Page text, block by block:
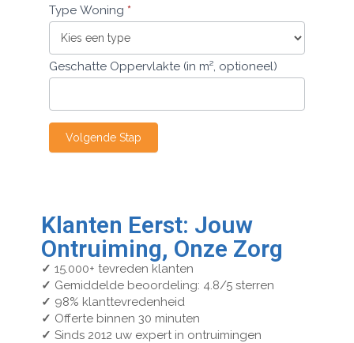
Type Woning *
Geschatte Oppervlakte (in m², optioneel)
Volgende Stap
Klanten Eerst: Jouw
Ontruiming, Onze Zorg
✓ 15.000+ tevreden klanten
✓ Gemiddelde beoordeling: 4.8/5 sterren
✓ 98% klanttevredenheid
✓ Offerte binnen 30 minuten
✓ Sinds 2012 uw expert in ontruimingen